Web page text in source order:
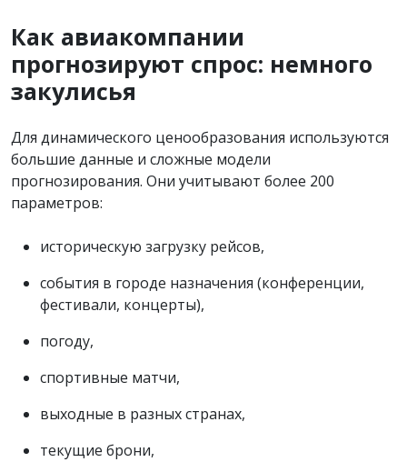
Как авиакомпании
прогнозируют спрос: немного
закулисья
Для динамического ценообразования используются
большие данные и сложные модели
прогнозирования. Они учитывают более 200
параметров:
историческую загрузку рейсов,
события в городе назначения (конференции,
фестивали, концерты),
погоду,
спортивные матчи,
выходные в разных странах,
текущие брони,